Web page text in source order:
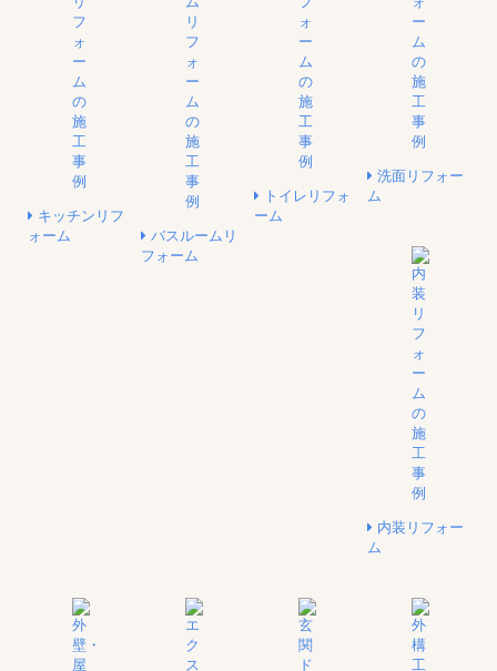
キッチンリフ
ォーム
バスルームリ
フォーム
トイレリフォ
ーム
洗面リフォー
ム
内装リフォー
ム